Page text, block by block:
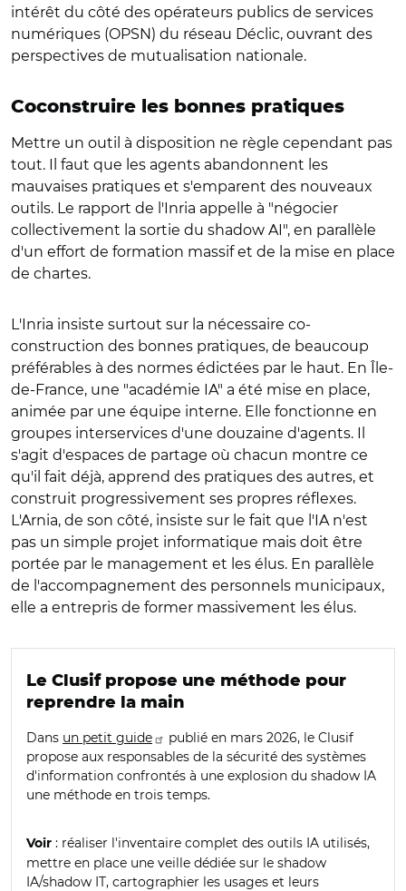
intérêt du côté des opérateurs publics de services
numériques (OPSN) du réseau Déclic, ouvrant des
perspectives de mutualisation nationale.
Coconstruire les bonnes pratiques
Mettre un outil à disposition ne règle cependant pas
tout. Il faut que les agents abandonnent les
mauvaises pratiques et s'emparent des nouveaux
outils. Le rapport de l'Inria appelle à "négocier
collectivement la sortie du shadow AI", en parallèle
d'un effort de formation massif et de la mise en place
de chartes.
L'Inria insiste surtout sur la nécessaire co-
construction des bonnes pratiques, de beaucoup
préférables à des normes édictées par le haut. En Île-
de-France, une "académie IA" a été mise en place,
animée par une équipe interne. Elle fonctionne en
groupes interservices d'une douzaine d'agents. Il
s'agit d'espaces de partage où chacun montre ce
qu'il fait déjà, apprend des pratiques des autres, et
construit progressivement ses propres réflexes.
L'Arnia, de son côté, insiste sur le fait que l'IA n'est
pas un simple projet informatique mais doit être
portée par le management et les élus. En parallèle
de l'accompagnement des personnels municipaux,
elle a entrepris de former massivement les élus.
Le Clusif propose une méthode pour
reprendre la main
Dans un petit guide
publié en mars 2026, le Clusif
propose aux responsables de la sécurité des systèmes
d'information confrontés à une explosion du shadow IA
une méthode en trois temps.
Voir : réaliser l'inventaire complet des outils IA utilisés,
mettre en place une veille dédiée sur le shadow
IA/shadow IT, cartographier les usages et leurs